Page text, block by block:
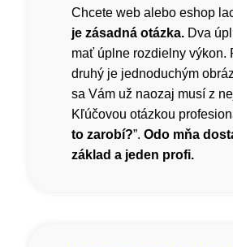
Chcete web alebo eshop
je zásadná otázka. Dva
mať úplne rozdielny výkon.
druhý je jednoduchým
sa Vám už naozaj musí z
Kľúčovou otázkou
to zarobí?”. Odo mňa
základ a jeden profi.